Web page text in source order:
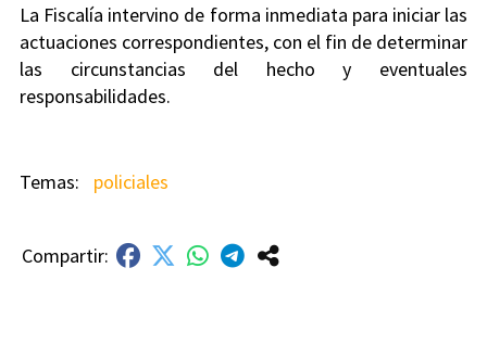
La Fiscalía intervino de forma inmediata para iniciar las
actuaciones correspondientes, con el fin de determinar
las circunstancias del hecho y eventuales
responsabilidades.
policiales